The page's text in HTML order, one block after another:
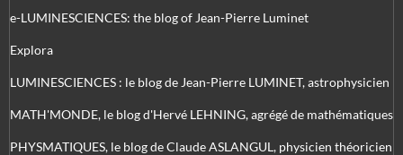
e-LUMINESCIENCES: the blog of Jean-Pierre Luminet
Explora
LUMINESCIENCES : le blog de Jean-Pierre LUMINET, astrophysicien
MATH'MONDE, le blog d'Hervé LEHNING, agrégé de mathématiques
PHYSMATIQUES, le blog de Claude ASLANGUL, physicien théoricien